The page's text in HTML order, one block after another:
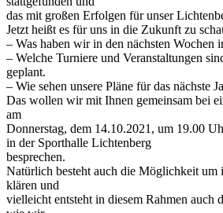
das mit großen Erfolgen für unser
Jetzt heißt es für uns in die Zukunft zu
– Was haben wir in den nächsten Wochen
– Welche Turniere und Veranstaltungen
geplant.
– Wie sehen unsere Pläne für das nächste
Das wollen wir mit Ihnen gemeinsam bei
am
Donnerstag, dem 14.10.2021, um 19.00
in der Sporthalle Lichtenberg
besprechen.
Natürlich besteht auch die Möglichkeit um
klären und
vielleicht entsteht in diesem Rahmen auch